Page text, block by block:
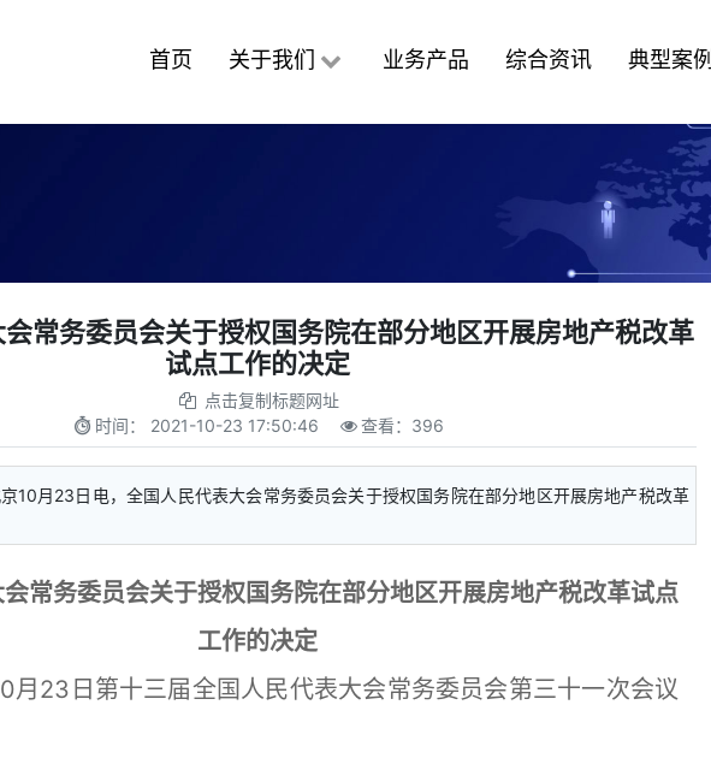
首页 关于我们 业务产品 综合资讯 典型案例
常务委员会关于授权国务院在部分地区开展房地产税改革
试点工作的决定
点击复制标题网址
时间： 2021-10-23 17:50:46 查看： 396
10月23日电，全国人民代表大会常务委员会关于授权国务院在部分地区开展房地产税改革
常务委员会关于授权国务院在部分地区开展房地产税改革试点
工作的决定
23日第十三届全国人民代表大会常务委员会第三十一次会议